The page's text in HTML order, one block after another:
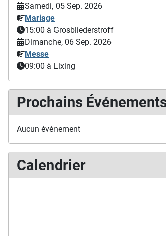
Samedi, 05 Sep. 2026
Mariage
15:00 à Grosbliederstroff
Dimanche, 06 Sep. 2026
Messe
09:00 à Lixing
Prochains
Aucun évènement
Calendrier